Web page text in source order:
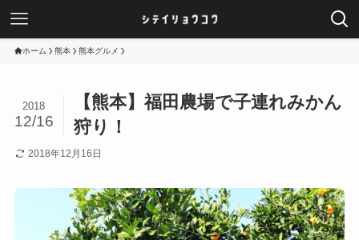
ホーム 熊本 熊本グルメ
【熊本】福田農場で子連れみかん
狩り！
2018
12/16
2018年12月16日